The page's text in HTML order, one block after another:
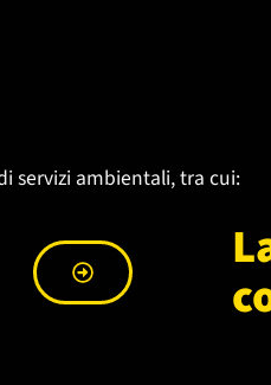
servizi ambientali, tra cui: